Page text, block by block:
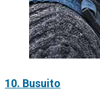
10. Busuito